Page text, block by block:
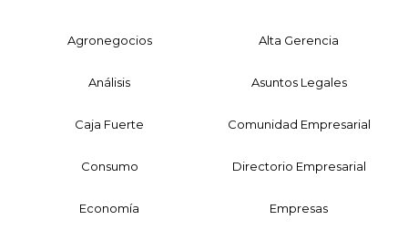
Agronegocios Alta Gerencia
Análisis Asuntos Legales
Caja Fuerte Comunidad Empresarial
Consumo Directorio Empresarial
Economía Empresas